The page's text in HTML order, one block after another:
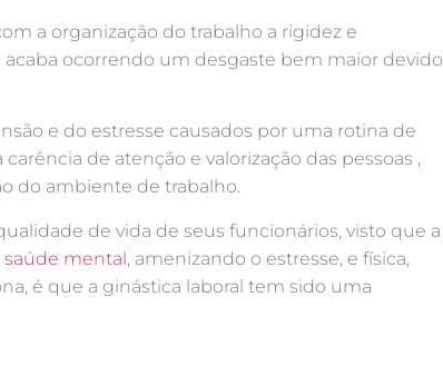
a organização do trabalho a rigidez e
ocorrendo um desgaste bem maior devido
e do estresse causados por uma rotina de
de atenção e valorização das pessoas ,
do ambiente de trabalho.
de vida de seus funcionários, visto que a
saúde mental, amenizando o estresse, e física,
é que a ginástica laboral tem sido uma